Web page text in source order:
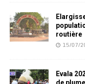
routière
15/07/
Evala
de